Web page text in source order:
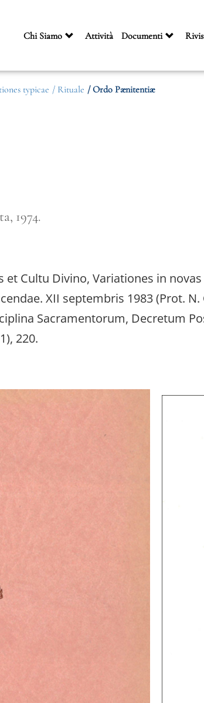
Chi Siamo Attività Documenti
typicae / Rituale / Ordo Pænitentiæ
1974.
et Cultu Divino, Variationes in
XII septembris 1983 (Prot. N.
Sacramentorum, Decretum
220.